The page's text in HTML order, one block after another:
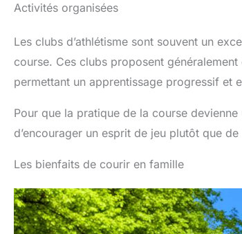
Activités organisées
Les clubs d’athlétisme sont souvent un
course. Ces clubs proposent
permettant un apprentissage progressif et
Pour que la pratique de la course
d’encourager un esprit de jeu plutôt que
Les bienfaits de courir en famille